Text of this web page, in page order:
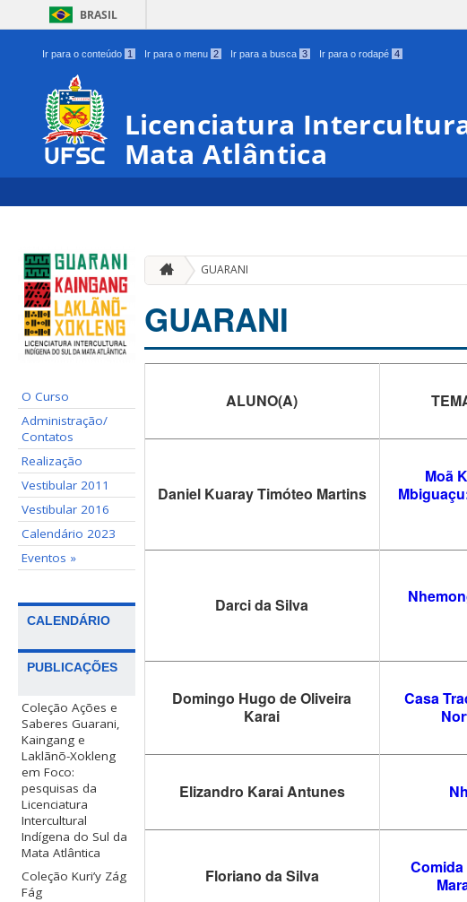
BRASIL
Ir para o conteúdo 1 Ir para o menu 2 Ir para a busca 3 Ir para o rodapé 4
Licenciatura
Mata Atlântica
O Curso
Administração/
Contatos
Realização
Vestibular 2011
Vestibular 2016
Calendário 2023
Eventos »
CALENDÁRIO
PUBLICAÇÕES
Coleção Ações e
Saberes Guarani,
Kaingang e
Laklãnõ-Xokleng
em Foco:
pesquisas da
Licenciatura
Intercultural
Indígena do Sul da
Mata Atlântica
Coleção Kuri’y Zág
Fág
GUARANI
GUARANI
ALUNO(A)
Daniel Kuaray Timóteo Martins
Moã
Darci da Silva
Domingo Hugo de Oliveira
Karai
Casa
Elizandro Karai Antunes
Floriano da Silva
Comida